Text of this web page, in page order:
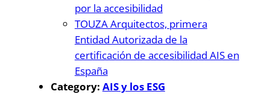
por la accesibilidad
TOUZA Arquitectos, primera
Entidad Autorizada de la
certificación de accesibilidad AIS en
España
Category: AIS y los ESG